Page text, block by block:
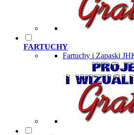
FARTUCHY
Fartuchy i Zapaski